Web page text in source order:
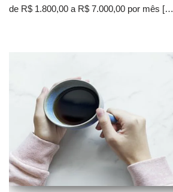
de R$ 1.800,00 a R$ 7.000,00 por mês […